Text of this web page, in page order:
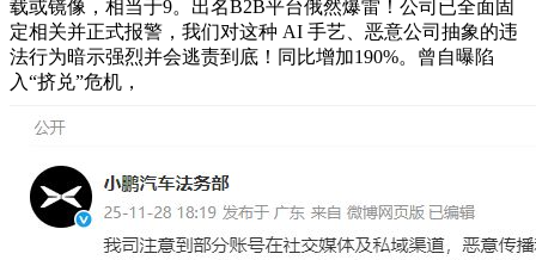
载或镜像，相当于9。出名B2B平台俄然爆雷！公司已全面固
定相关并正式报警，我们对这种 AI 手艺、恶意公司抽象的违
法行为暗示强烈并会逃责到底！同比增加190%。曾自曝陷
入“挤兑”危机，